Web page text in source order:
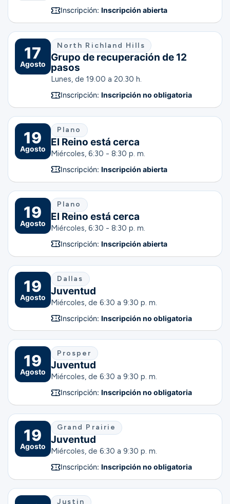
Inscripción: Inscripción abierta
17
Agosto
North Richland Hills
Grupo de recuperación de 12
pasos
Lunes, de 19.00 a 20.30 h.
Inscripción: Inscripción no obligatoria
19
Agosto
Plano
El Reino está cerca
Miércoles, 6:30 - 8:30 p. m.
Inscripción: Inscripción abierta
19
Agosto
Plano
El Reino está cerca
Miércoles, 6:30 - 8:30 p. m.
Inscripción: Inscripción abierta
19
Agosto
Dallas
Juventud
Miércoles, de 6:30 a 9:30 p. m.
Inscripción: Inscripción no obligatoria
19
Agosto
Prosper
Juventud
Miércoles, de 6:30 a 9:30 p. m.
Inscripción: Inscripción no obligatoria
19
Agosto
Grand Prairie
Juventud
Miércoles, de 6:30 a 9:30 p. m.
Inscripción: Inscripción no obligatoria
Justin